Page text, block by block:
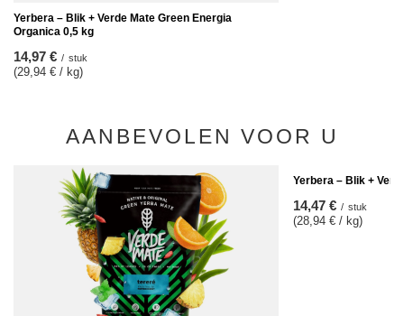
Yerbera – Blik + Verde Mate Green Energia
Organica 0,5 kg
14,97 € / stuk
(29,94 € / kg)
AANBEVOLEN VOOR U
Yerbera – Blik +
14,47 € / stuk
(28,94 € / kg)